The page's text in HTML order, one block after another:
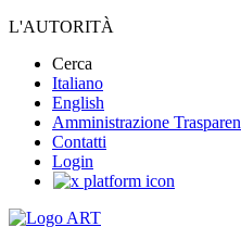
L'AUTORITÀ
Cerca
Italiano
English
Amministrazione
Contatti
Login